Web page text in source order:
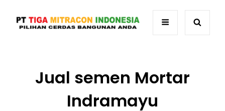
Jual semen Mortar
Indramayu